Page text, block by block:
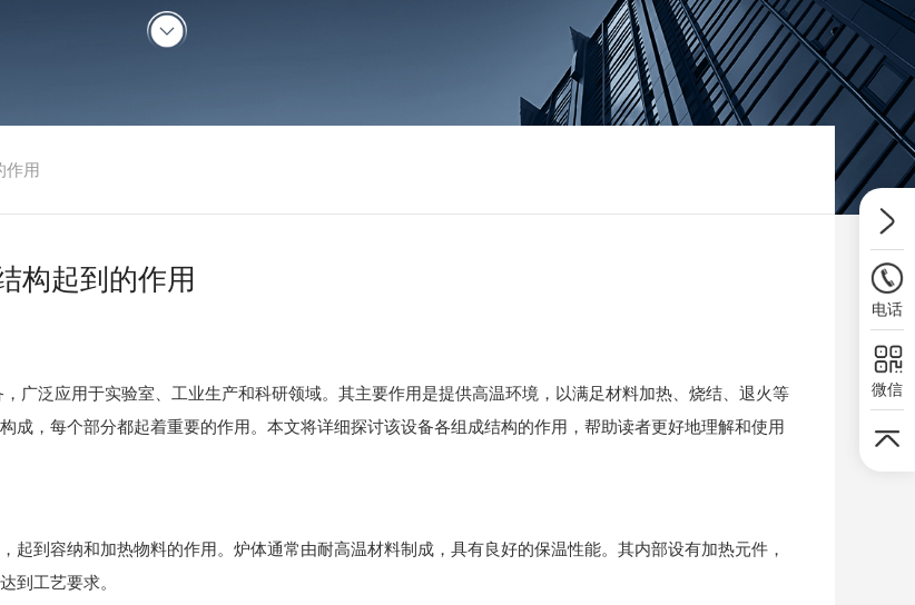
作用
构起到的作用
泛应用于实验室、工业生产和科研领域。其主要作用是提供高温环境，以满足材料加热、烧结、退火等
成，每个部分都起着重要的作用。本文将详细探讨该设备各组成结构的作用，帮助读者更好地理解和使用
起到容纳和加热物料的作用。炉体通常由耐高温材料制成，具有良好的保温性能。其内部设有加热元件，
到工艺要求。
电话
微信